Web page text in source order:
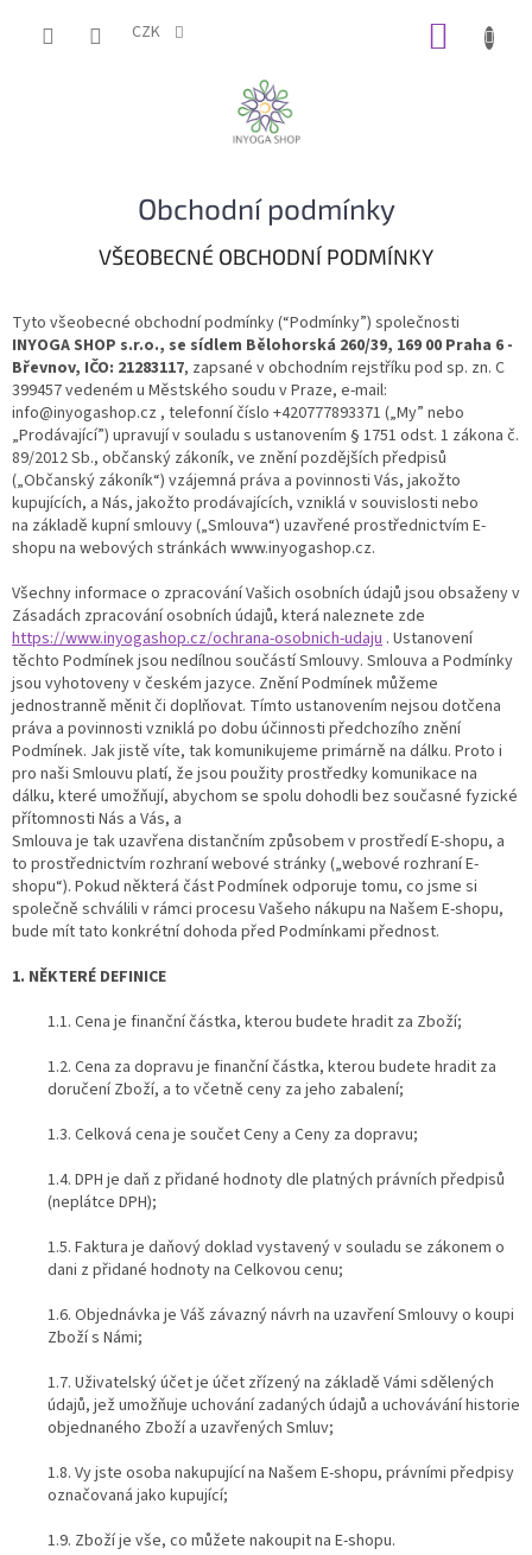
CZK
Obchodní podmínky
VŠEOBECNÉ OBCHODNÍ PODMÍNKY
Tyto všeobecné obchodní podmínky (“Podmínky”) společnosti
INYOGA SHOP s.r.o., se sídlem Bělohorská 260/39, 169 00 Praha 6 -
Břevnov, IČO: 21283117, zapsané v obchodním rejstříku pod sp. zn. C
399457 vedeném u Městského soudu v Praze, e-mail:
info@inyogashop.cz , telefonní číslo +420777893371 („My” nebo
„Prodávající”) upravují v souladu s ustanovením § 1751 odst. 1 zákona č.
89/2012 Sb., občanský zákoník, ve znění pozdějších předpisů
(„Občanský zákoník“) vzájemná práva a povinnosti Vás, jakožto
kupujících, a Nás, jakožto prodávajících, vzniklá v souvislosti nebo
na základě kupní smlouvy („Smlouva“) uzavřené prostřednictvím E-
shopu na webových stránkách www.inyogashop.cz.
Všechny informace o zpracování Vašich osobních údajů jsou obsaženy v
Zásadách zpracování osobních údajů, která naleznete zde
https://www.inyogashop.cz/ochrana-osobnich-udaju . Ustanovení
těchto Podmínek jsou nedílnou součástí Smlouvy. Smlouva a Podmínky
jsou vyhotoveny v českém jazyce. Znění Podmínek můžeme
jednostranně měnit či doplňovat. Tímto ustanovením nejsou dotčena
práva a povinnosti vzniklá po dobu účinnosti předchozího znění
Podmínek. Jak jistě víte, tak komunikujeme primárně na dálku. Proto i
pro naši Smlouvu platí, že jsou použity prostředky komunikace na
dálku, které umožňují, abychom se spolu dohodli bez současné fyzické
přítomnosti Nás a Vás, a
Smlouva je tak uzavřena distančním způsobem v prostředí E-shopu, a
to prostřednictvím rozhraní webové stránky („webové rozhraní E-
shopu“). Pokud některá část Podmínek odporuje tomu, co jsme si
společně schválili v rámci procesu Vašeho nákupu na Našem E-shopu,
bude mít tato konkrétní dohoda před Podmínkami přednost.
1. NĚKTERÉ DEFINICE
1.1. Cena je finanční částka, kterou budete hradit za Zboží;
1.2. Cena za dopravu je finanční částka, kterou budete hradit za
doručení Zboží, a to včetně ceny za jeho zabalení;
1.3. Celková cena je součet Ceny a Ceny za dopravu;
1.4. DPH je daň z přidané hodnoty dle platných právních předpisů
(neplátce DPH);
1.5. Faktura je daňový doklad vystavený v souladu se zákonem o
dani z přidané hodnoty na Celkovou cenu;
1.6. Objednávka je Váš závazný návrh na uzavření Smlouvy o koupi
Zboží s Námi;
1.7. Uživatelský účet je účet zřízený na základě Vámi sdělených
údajů, jež umožňuje uchování zadaných údajů a uchovávání historie
objednaného Zboží a uzavřených Smluv;
1.8. Vy jste osoba nakupující na Našem E-shopu, právními předpisy
označovaná jako kupující;
1.9. Zboží je vše, co můžete nakoupit na E-shopu.